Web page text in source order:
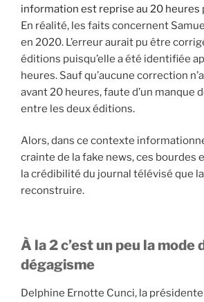
information est reprise au 20 heures
En réalité, les faits concernent
en 2020. L’erreur aurait pu être
éditions puisqu’elle a été identifiée
heures. Sauf qu’aucune correction
avant 20 heures, faute d’un manque
entre les deux éditions.
Alors, dans ce contexte
crainte de la fake news, ces bourdes
la crédibilité du journal télévisé que
reconstruire.
À la 2 c’est un peu la mode
dégagisme
Delphine Ernotte Cunci, la présidente